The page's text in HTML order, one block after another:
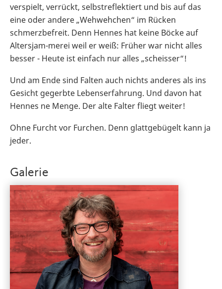
verspielt, verrückt, selbstreflektiert und bis auf das
eine oder andere „Wehwehchen“ im Rücken
schmerzbefreit. Denn Hennes hat keine Böcke auf
Altersjam-merei weil er weiß: Früher war nicht alles
besser - Heute ist einfach nur alles „scheisser“!
Und am Ende sind Falten auch nichts anderes als ins
Gesicht gegerbte Lebenserfahrung. Und davon hat
Hennes ne Menge. Der alte Falter fliegt weiter!
Ohne Furcht vor Furchen. Denn glattgebügelt kann ja
jeder.
Galerie